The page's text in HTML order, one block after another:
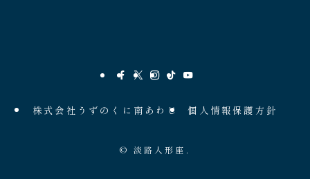
株式会社うずのくに南あわじ 個人情報保護方針
© 淡路人形座.